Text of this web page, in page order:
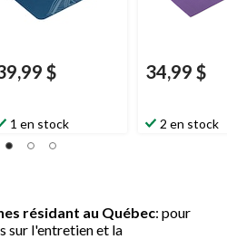
$
1 en stock
34,99 $
2 en stock
résidant au Québec: pour
sur l'entretien et la